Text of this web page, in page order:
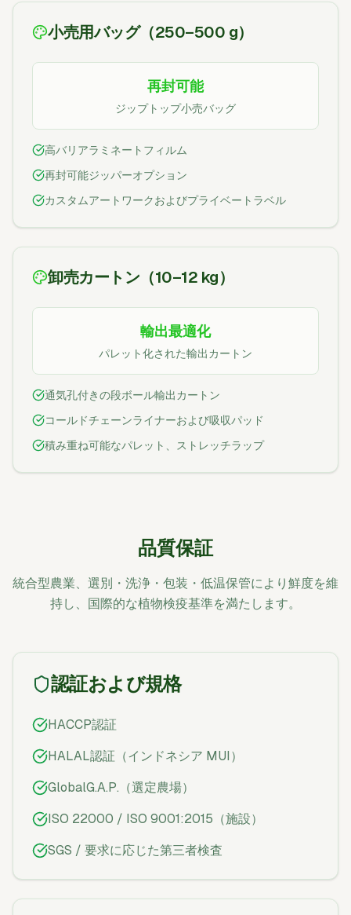
小売用バッグ（250–500 g）
再封可能
ジップトップ小売バッグ
高バリアラミネートフィルム
再封可能ジッパーオプション
カスタムアートワークおよびプライベートラベル
卸売カートン（10–12 kg）
輸出最適化
パレット化された輸出カートン
通気孔付きの段ボール輸出カートン
コールドチェーンライナーおよび吸収パッド
積み重ね可能なパレット、ストレッチラップ
品質保証
統合型農業、選別・洗浄・包装・低温保管により鮮度を維
持し、国際的な植物検疫基準を満たします。
認証および規格
HACCP認証
HALAL認証（インドネシア MUI）
GlobalG.A.P.（選定農場）
ISO 22000 / ISO 9001:2015（施設）
SGS / 要求に応じた第三者検査